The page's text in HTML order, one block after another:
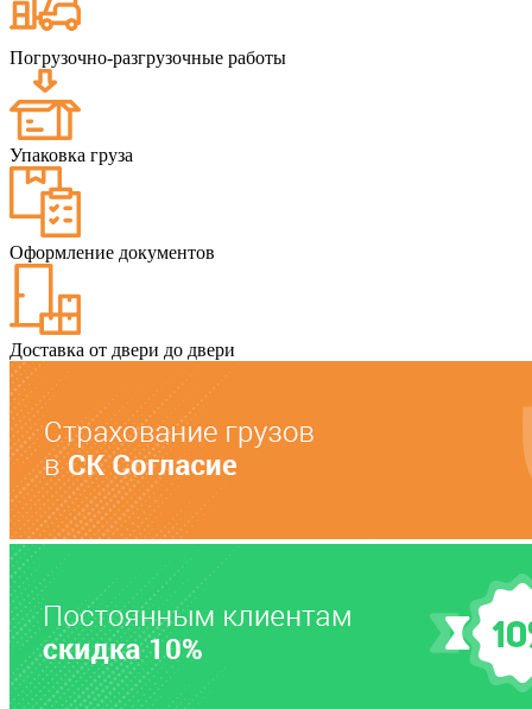
Погрузочно-разгрузочные работы
Упаковка груза
Оформление документов
Доставка от двери до двери